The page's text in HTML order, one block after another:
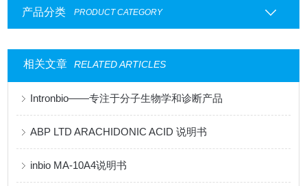
产品分类 PRODUCT CATEGORY
相关文章 RELATED ARTICLES
Intronbio——专注于分子生物学和诊断产品
ABP LTD ARACHIDONIC ACID 说明书
inbio MA-10A4说明书